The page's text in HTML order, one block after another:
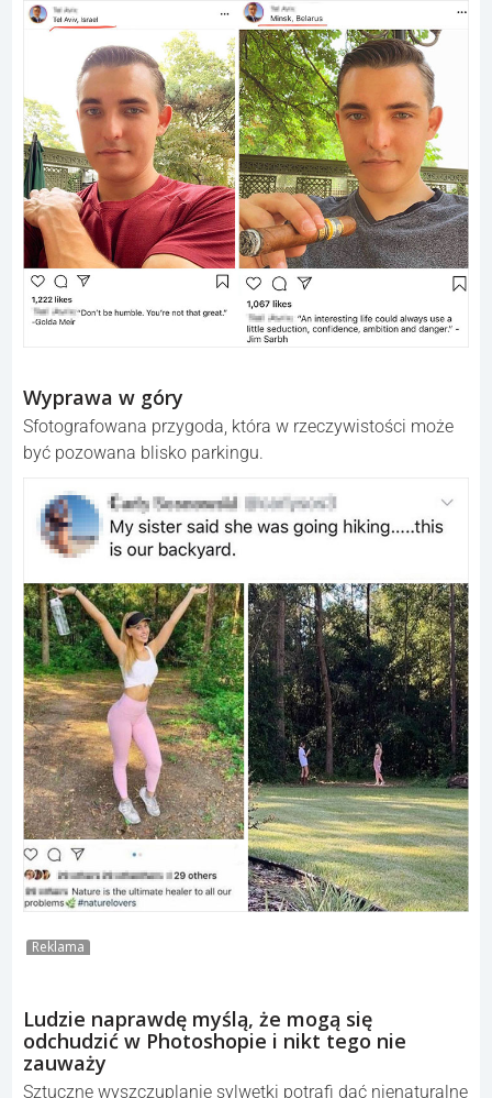
Wyprawa w góry
Sfotografowana przygoda, która w rzeczywistości może
być pozowana blisko parkingu.
Reklama
Ludzie naprawdę myślą, że mogą się
odchudzić w Photoshopie i nikt tego nie
zauważy
Sztuczne wyszczuplanie sylwetki potrafi dać nienaturalne